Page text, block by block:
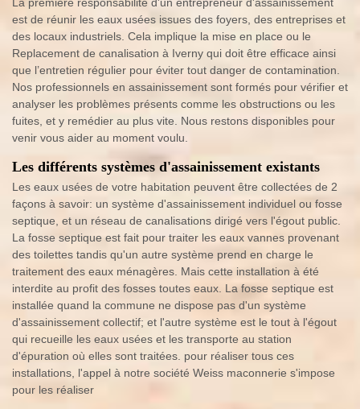
est de réunir les eaux usées issues des foyers, des entreprises et
des locaux industriels. Cela implique la mise en place ou le
Replacement de canalisation à Iverny qui doit être efficace ainsi
que l’entretien régulier pour éviter tout danger de contamination.
Nos professionnels en assainissement sont formés pour vérifier et
analyser les problèmes présents comme les obstructions ou les
fuites, et y remédier au plus vite. Nous restons disponibles pour
venir vous aider au moment voulu.
Les différents systèmes d'assainissement existants
Les eaux usées de votre habitation peuvent être collectées de 2
façons à savoir: un système d'assainissement individuel ou fosse
septique, et un réseau de canalisations dirigé vers l'égout public.
La fosse septique est fait pour traiter les eaux vannes provenant
des toilettes tandis qu'un autre système prend en charge le
traitement des eaux ménagères. Mais cette installation à été
interdite au profit des fosses toutes eaux. La fosse septique est
installée quand la commune ne dispose pas d'un système
d'assainissement collectif; et l'autre système est le tout à l'égout
qui recueille les eaux usées et les transporte au station
d'épuration où elles sont traitées. pour réaliser tous ces
installations, l'appel à notre société Weiss maconnerie s'impose
pour les réaliser